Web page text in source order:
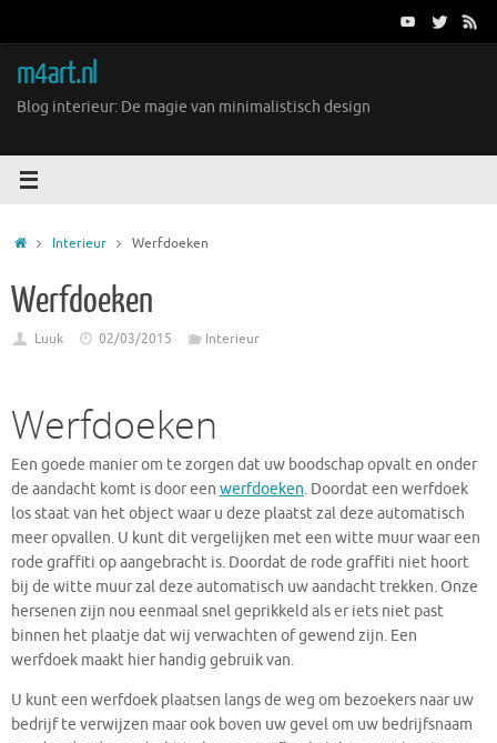
inhoud
m4art.nl
Blog interieur: De magie van minimalistisch design
HomeInterieur Werfdoeken
Werfdoeken
Luuk 02/03/2015 Interieur
Werfdoeken
Een goede manier om te zorgen dat uw boodschap opvalt en onder
de aandacht komt is door een werfdoeken. Doordat een werfdoek
los staat van het object waar u deze plaatst zal deze automatisch
meer opvallen. U kunt dit vergelijken met een witte muur waar een
rode graffiti op aangebracht is. Doordat de rode graffiti niet hoort
bij de witte muur zal deze automatisch uw aandacht trekken. Onze
hersenen zijn nou eenmaal snel geprikkeld als er iets niet past
binnen het plaatje dat wij verwachten of gewend zijn. Een
werfdoek maakt hier handig gebruik van.
U kunt een werfdoek plaatsen langs de weg om bezoekers naar uw
bedrijf te verwijzen maar ook boven uw gevel om uw bedrijfsnaam